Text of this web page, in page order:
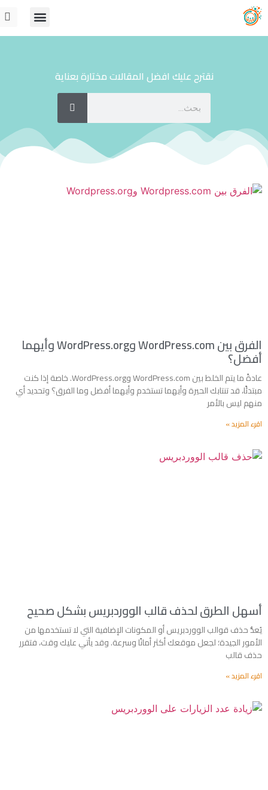
نقترح عليك افضل المقالات مختارة بعناية
الفرق بين WordPress.com وWordPress.org وأيهما
أفضل؟
عادةً ما يتم الخلط بين WordPress.com وWordPress.org. خاصة إذا كنت
مبتدئًا، قد تنتابك الحيرة وأيهما تستخدم وأيهما أفضل وما الفرق؟ وتحديد أي
منهم ليس بالأمر
اقرء المزيد »
أسهل الطرق لحذف قالب الووردبريس بشكل صحيح
يُعدُّ حذف قوالب الووردبريس أو المكونات الإضافية التي لا تستخدمها من
الأمور الجيدة؛ لجعل موقعك أكثر أمانًا وسرعة. وقد يأتي عليك وقت، فتقرر
حذف قالب
اقرء المزيد »